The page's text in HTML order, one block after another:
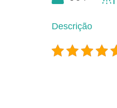
Descrição